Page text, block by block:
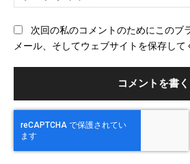
次回の私のコメントのためにこのブ
メール、そしてウェブサイトを保存して